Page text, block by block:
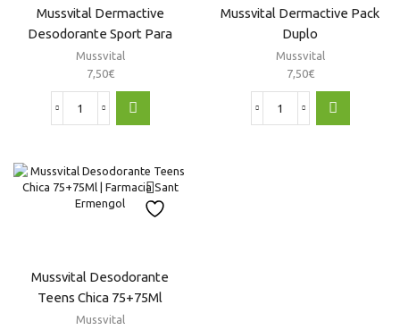
cantidad
Mussvital Dermactive
Desodorante Sport Para
Hombres Dúo 2X75Ml
Mussvital
7,50€
Mussvital
Sport
Para
Hombres
Mussvital Dermactive Pack
Duplo
Mussvital
7,50€
Mussvital
Mussvital Desodorante
Teens Chica 75+75Ml
Mussvital